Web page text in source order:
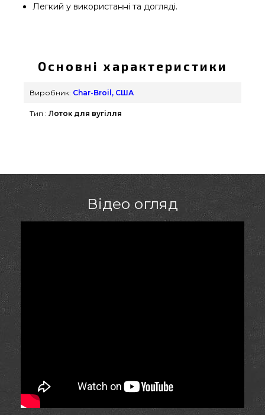
Легкий у використанні та догляді.
актуальною вартістю всего 1 290 грн. в онлайн
магазині грилів GrillPoint. Погляньте і купіть також
Вугілля & Розпал для гриля в інтернет каталозі
на номер (044) 334-76-95 и мы допоможемо
Основні характеристики
Виробник: Char-Broil, США
Тип : Лоток для вугілля
Відео огляд